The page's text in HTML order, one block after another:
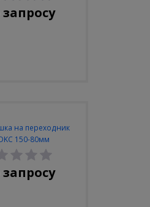
на переходник
150-80мм